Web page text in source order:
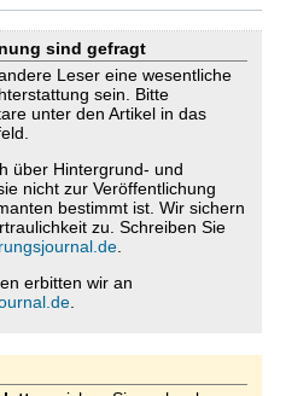
sind gefragt
Leser eine wesentliche
sein. Bitte
unter den Artikel in das
über Hintergrund- und
nicht zur Veröffentlichung
bestimmt ist. Wir sichern
zu. Schreiben Sie
erbitten wir an